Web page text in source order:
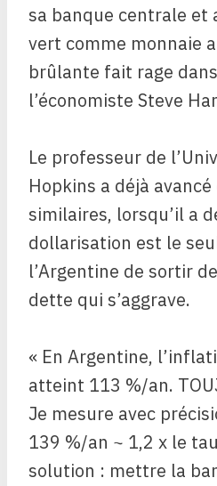
sa banque centrale
vert comme monnaie
brûlante fait rage
l’économiste Steve
Le professeur de
Hopkins a déjà
similaires, lorsqu’il a
dollarisation est le
l’Argentine de sortir
dette qui s’aggrave.
« En Argentine,
atteint 113 %/an.
Je mesure avec
139 %/an ~ 1,2 x le
solution : mettre la